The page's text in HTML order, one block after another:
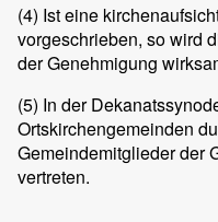
(4) Ist eine
vorgeschrieben, so wird
der Genehmigung
(5) In der
Ortskirchengemeinden
Gemeindemitglieder der
vertreten.